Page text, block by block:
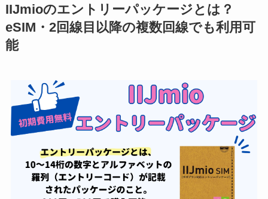
IIJmioのエントリーパッケージとは？
eSIM・2回線目以降の複数回線でも利用可
能